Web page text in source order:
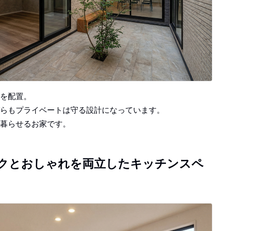
配置。
もプライベートは守る設計になっています。
らせるお家です。
とおしゃれを両立したキッチンスペ